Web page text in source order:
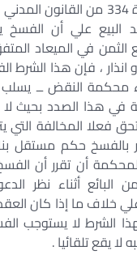
مؤدي نص المادة 334 من
البيع علي أن الفسخ
في الميعاد
انذار ، فإن هذا الشرط
محكمة النقض ــ
هذا الصدد بحيث لا
فعلا المخالفة التي
بالفسخ حكم مستقل
للمحكمة أن تقرر أن
البائع أثناء نظر
خلاف ما إذا كان
الشرط لا يستوجب
يقع تلقائيا .